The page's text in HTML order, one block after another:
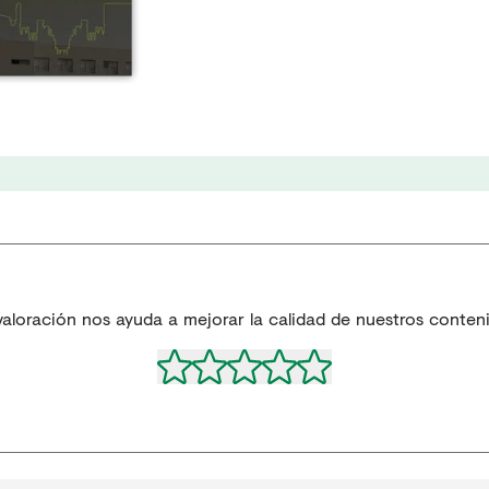
nos ayuda a mejorar la calidad de nuestros